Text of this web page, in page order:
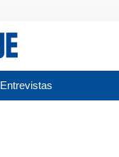
Entrevistas